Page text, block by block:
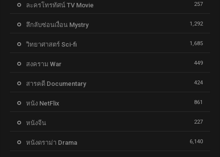
ละครโทรทัศน์ TV Movie 257
ลึกลับซ่อนเงื่อน Mystry 1,292
วิทยาศาสตร์ Sci-fi 1,685
สงคราม War 449
สารคดี Documentary 424
หนัง NetFlix 861
หนังจีน 227
หนังดราม่า Drama 6,140